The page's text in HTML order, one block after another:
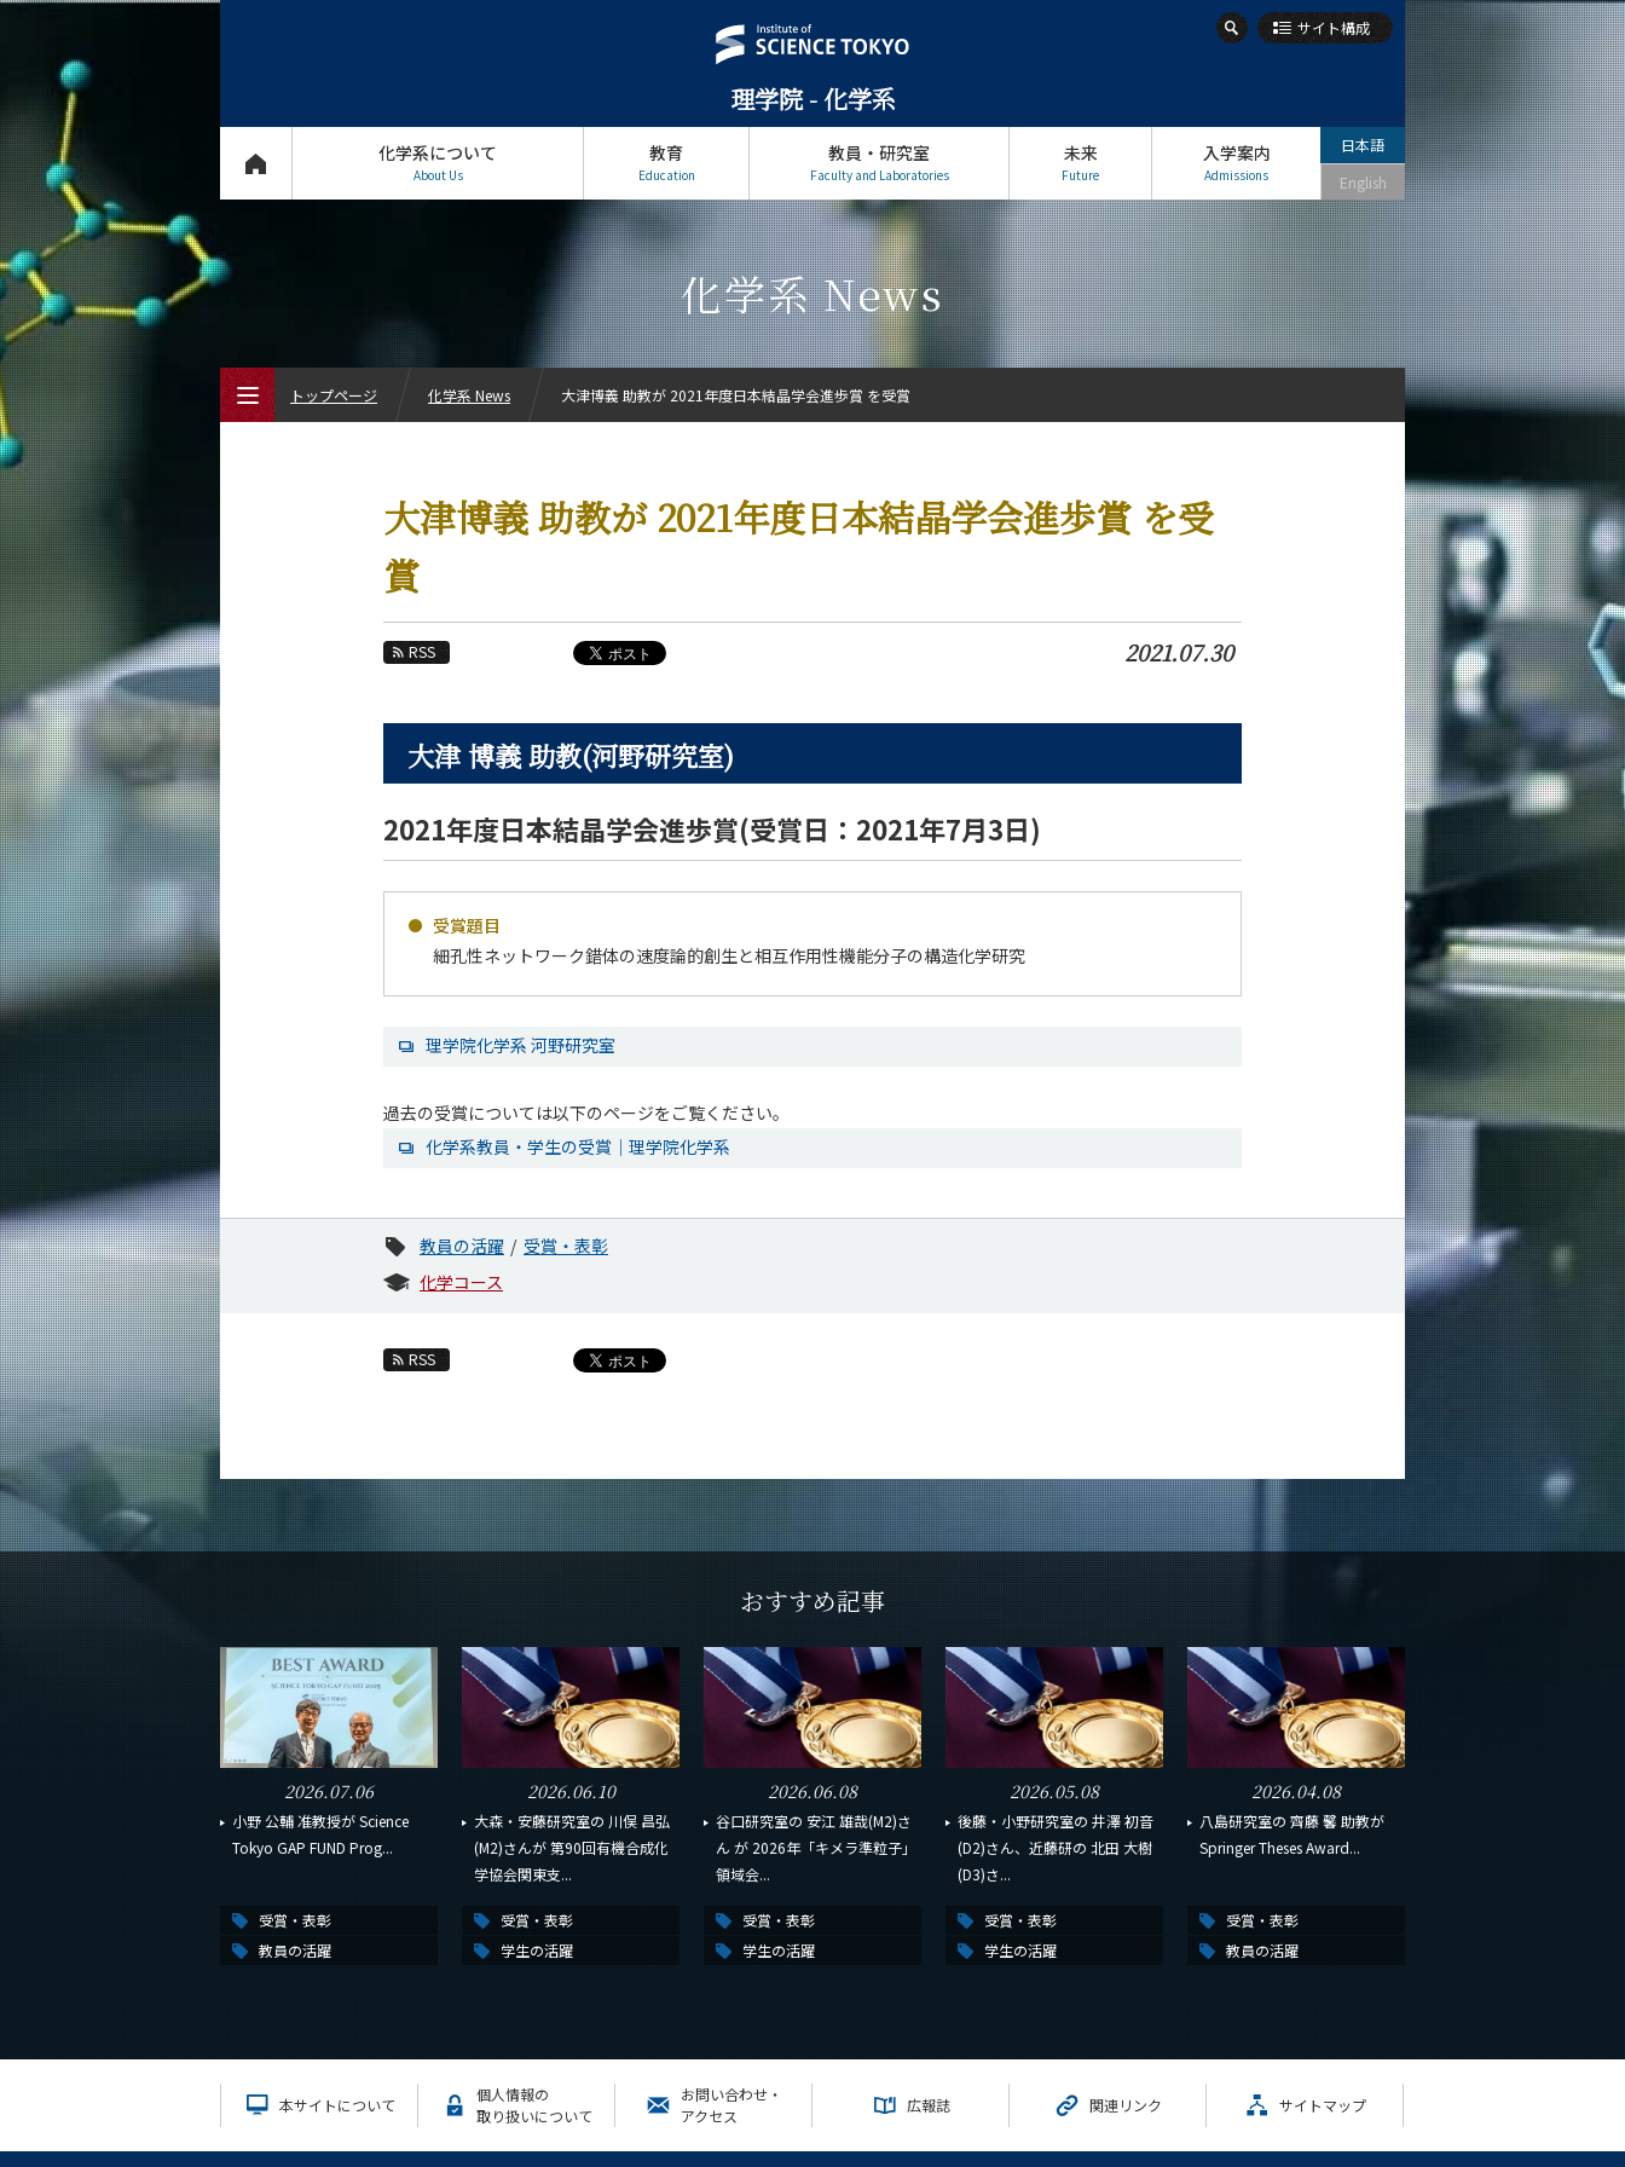
理学院 - 化学系
サイト構成
化学系について
About Us
教育
Education
教員・研究室
Faculty and Laboratories
未来
Future
入学案内
Admissions
日本語
English
化学系 News
大津博義 助教が 2021年度日本結晶学会進歩賞 を受
賞
RSS 2021.07.30
大津 博義 助教(河野研究室)
2021年度日本結晶学会進歩賞(受賞日：2021年7月3日)
受賞題目
細孔性ネットワーク錯体の速度論的創生と相互作用性機能分子の構造化学研究
理学院化学系 河野研究室
過去の受賞については以下のページをご覧ください。
化学系教員・学生の受賞｜理学院化学系
教員の活躍
受賞・表彰
化学コース
RSS
おすすめ記事
2026.07.06
小野 公輔 准教授が Science
Tokyo GAP FUND Prog...
受賞・表彰
教員の活躍
2026.06.10
大森・安藤研究室の 川俣 昌弘
(M2)さんが 第90回有機合成化
学協会関東支...
受賞・表彰
学生の活躍
2026.06.08
谷口研究室の 安江 雄哉(M2)さ
ん が 2026年「キメラ準粒子」
領域会...
受賞・表彰
学生の活躍
2026.05.08
後藤・小野研究室の 井澤 初音
(D2)さん、近藤研の 北田 大樹
(D3)さ...
受賞・表彰
学生の活躍
2026.04.08
八島研究室の 齊藤 馨 助教が
Springer Theses Award...
受賞・表彰
教員の活躍
本サイトについて
個人情報の
取り扱いについて
お問い合わせ・
アクセス
広報誌 関連リンク サイトマップ
トップページ 化学系 News 大津博義 助教が 2021年度日本結晶学会進歩賞 を受賞